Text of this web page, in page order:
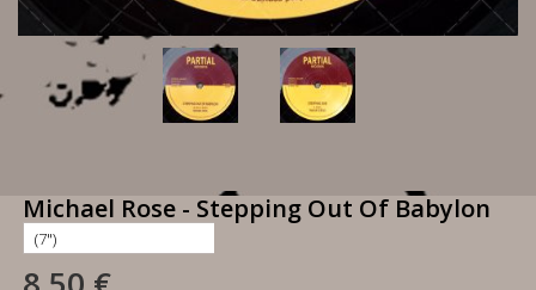
Michael Rose - Stepping Out Of Babylon